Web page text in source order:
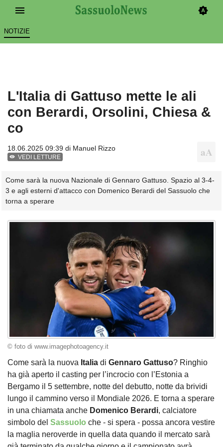
NOTIZIE
L'Italia di Gattuso mette le ali
con Berardi, Orsolini, Chiesa &
co
18.06.2025 09:39 di Manuel Rizzo
VEDI LETTURE
Come sarà la nuova Nazionale di Gennaro Gattuso. Spazio al 3-4-
3 e agli esterni d'attacco con Domenico Berardi del Sassuolo che
torna a sperare
© foto di www.imagephotoagency.it
Come sarà la nuova Italia di Gennaro Gattuso? Ringhio
ha già aperto il casting per l’incrocio con l’Estonia a
Bergamo il 5 settembre, notte del debutto, notte da brividi
lungo il cammino verso il Mondiale 2026. E torna a sperare
in una chiamata anche Domenico Berardi, calciatore
simbolo del Sassuolo che - si spera - possa ancora vestire
la maglia neroverde in quella data quando il mercato sarà